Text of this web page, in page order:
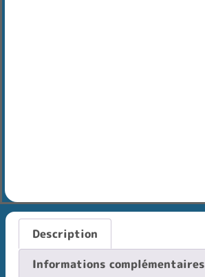
Description
Informations complémentaires